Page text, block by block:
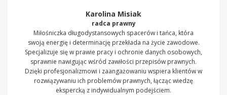
Karolina Misiak
radca prawny
Miłośniczka długodystansowych spacerów i tańca, która
swoją energię i determinację przekłada na życie zawodowe.
Specjalizuje się w prawie pracy i ochronie danych osobowych,
sprawnie nawigując wśród zawiłości przepisów prawnych.
Dzięki profesjonalizmowi i zaangażowaniu wspiera klientów w
rozwiązywaniu ich problemów prawnych, łącząc wiedzę
ekspercką z indywidualnym podejściem.